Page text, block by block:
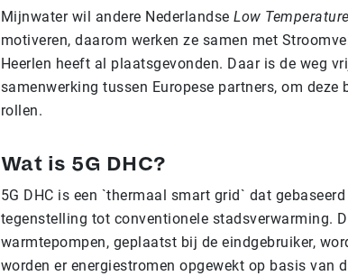
Mijnwater wil andere Nederlandse Low
motiveren, daarom werken ze samen met
Heerlen heeft al plaatsgevonden. Daar is de weg
samenwerking tussen Europese partners, om deze
rollen.
Wat is 5G DHC?
5G DHC is een `thermaal smart grid` dat
tegenstelling tot conventionele stadsverwarming.
warmtepompen, geplaatst bij de eindgebruiker,
worden er energiestromen opgewekt op basis van